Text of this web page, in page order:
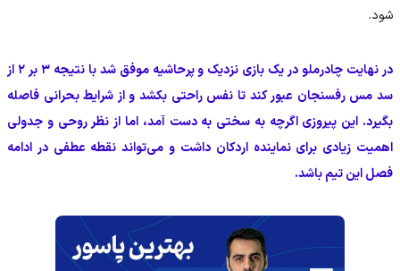
شود.
در نهایت چادرملو در یک بازی نزدیک و پرحاشیه موفق شد با نتیجه ۳ بر ۲ از
سد مس رفسنجان عبور کند تا نفس راحتی بکشد و از شرایط بحرانی فاصله
بگیرد. این پیروزی اگرچه به سختی به دست آمد، اما از نظر روحی و جدولی
اهمیت زیادی برای نماینده اردکان داشت و می‌تواند نقطه عطفی در ادامه
فصل این تیم باشد.